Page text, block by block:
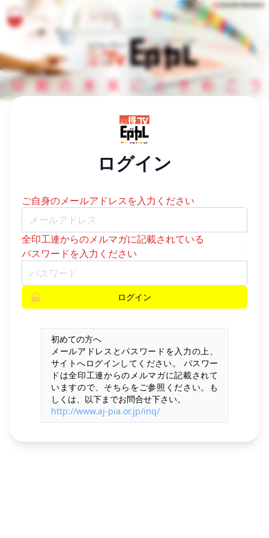
ログイン
ご自身のメールアドレスを入力ください
Email:
全印工連からのメルマガに記載されている
パスワードを入力ください
Password:
ログイン
初めての方へ
メールアドレスとパスワードを入力の上、
サイトへログインしてください。 パスワー
ドは全印工連からのメルマガに記載されて
いますので、そちらをご参照ください。も
しくは、以下までお問合せ下さい。
http://www.aj-pia.or.jp/inq/
/login